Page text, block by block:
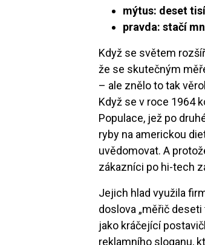
mýtus: deset
pravda: stačí
Když se světem
že se skutečným
– ale znělo to tak
Když se v roce 1964
Populace, jež po
ryby na americkou
uvědomovat. A
zákazníci po hi-tech
Jejich hlad využila
doslova „měřič
jako kráčející
reklamního sloganu,